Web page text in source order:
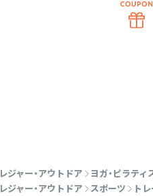
レジャー・アウトドア ヨガ・ピラティ
レジャー・アウトドア スポーツ ト